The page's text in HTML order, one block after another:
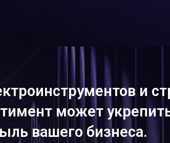
и
может
вашего бизнеса.